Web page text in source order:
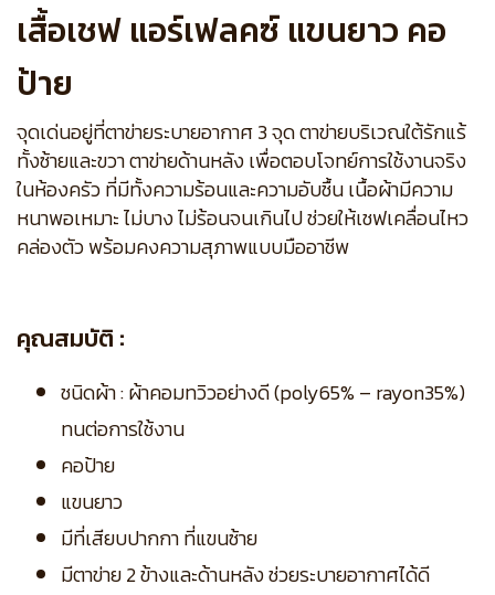
เสื้อเชฟ แอร์เฟลคซ์ แขนยาว คอ
ป้าย
จุดเด่นอยู่ที่ตาข่ายระบายอากาศ 3 จุด ตาข่ายบริเวณใต้รักแร้
ทั้งซ้ายและขวา ตาข่ายด้านหลัง เพื่อตอบโจทย์การใช้งานจริง
ในห้องครัว ที่มีทั้งความร้อนและความอับชื้น เนื้อผ้ามีความ
หนาพอเหมาะ ไม่บาง ไม่ร้อนจนเกินไป ช่วยให้เชฟเคลื่อนไหว
คล่องตัว พร้อมคงความสุภาพแบบมืออาชีพ
คุณสมบัติ :
ชนิดผ้า : ผ้าคอมทวิวอย่างดี (poly65% – rayon35%)
ทนต่อการใช้งาน
คอป้าย
แขนยาว
มีที่เสียบปากกา ที่แขนซ้าย
มีตาข่าย 2 ข้างและด้านหลัง ช่วยระบายอากาศได้ดี